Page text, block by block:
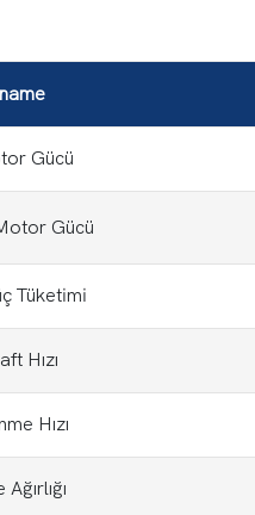
Gücü
Gücü
Tüketimi
Hızı
Hızı